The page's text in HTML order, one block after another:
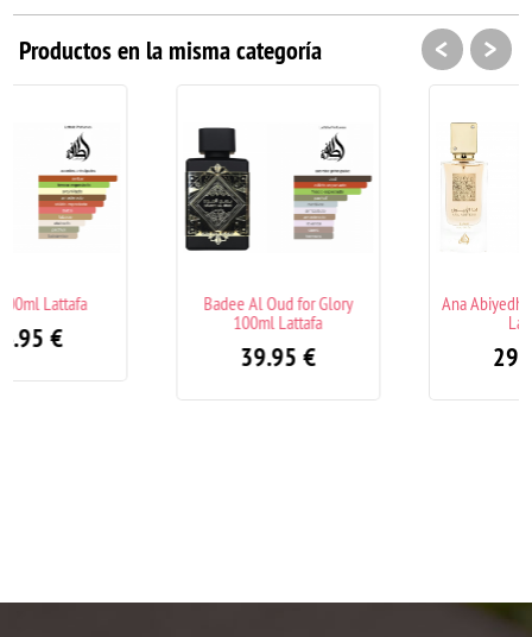
Productos en la misma categoría
Badee Al Oud for Glory
Ana Abiyedh Poudrée 60ml
< >